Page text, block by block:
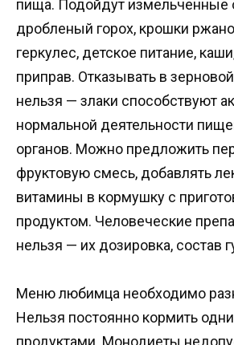
пища. Подойдут измельченные
дробленый горох, крошки
геркулес, детское питание,
приправ. Отказывать в
нельзя — злаки способствуют
нормальной деятельности
органов. Можно предложить
фруктовую смесь, добавлять
витамины в кормушку с
продуктом. Человеческие
нельзя — их дозировка, состав
Меню любимца необходимо
Нельзя постоянно кормить